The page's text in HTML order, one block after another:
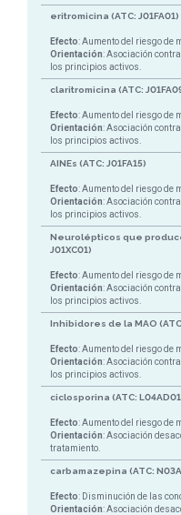
eritromicina (ATC: J01FA01)
Efecto: Aumento del riesgo de
Orientación: Asociación
los principios activos.
claritromicina (ATC:
Efecto: Aumento del riesgo de
Orientación: Asociación
los principios activos.
AINEs (ATC: J01FA15)
Efecto: Aumento del riesgo de
Orientación: Asociación
los principios activos.
Neurolépticos que
J01XC01)
Efecto: Aumento del riesgo de
Orientación: Asociación
los principios activos.
Inhibidores de la MAO
Efecto: Aumento del riesgo de
Orientación: Asociación
los principios activos.
ciclosporina (ATC:
Efecto: Aumento del riesgo de
Orientación: Asociación
tratamiento.
carbamazepina (ATC:
Efecto: Disminución de las
Orientación: Asociación